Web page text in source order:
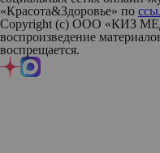
«Красота&Здоровье» по
Copyright (с) ООО «КИЗ
воспроизведение
воспрещается.